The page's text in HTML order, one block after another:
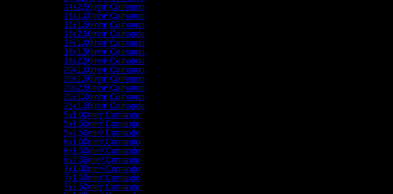
14x2,50mm² Comando
16x1,00mm² Comando
16x1,50mm² Comando
16x2,50mm² Comando
18x1,00mm² Comando
18x1,50mm² Comando
18x2,50mm² Comando
20x1,00mm² Comando
20x1,50mm² Comando
20x2,50mm² Comando
25x1,00mm² Comando
25x1,50mm² Comando
5x1,00mm² Comando
5x1,50mm² Comando
5x2,50mm² Comando
6x1,00mm² Comando
6x1,50mm² Comando
6x2,50mm² Comando
7x1,00mm² Comando
7x1,50mm² Comando
7x2,50mm² Comando